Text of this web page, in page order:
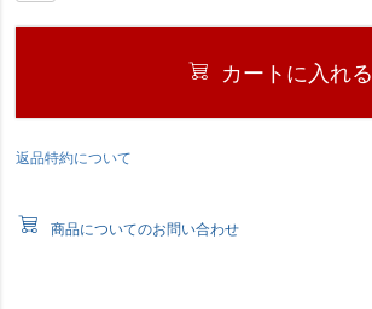
カートに入れる
返品特約について
商品についてのお問い合わせ